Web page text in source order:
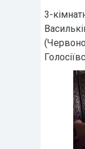
3-